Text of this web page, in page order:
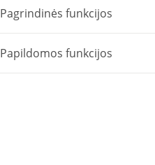
Pagrindinės funkcijos
Papildomos funkcijos